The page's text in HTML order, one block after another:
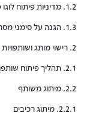
1.2. מדיניות פיתוח לוגו פנימי ועסקי
1.3. הגנה על סימני מסחר
2. רישוי מותג ושותפויות
2.1. תהליך פיתוח שותפויות
2.2. מיתוג משותף
2.2.1. מיתוג רכיבים